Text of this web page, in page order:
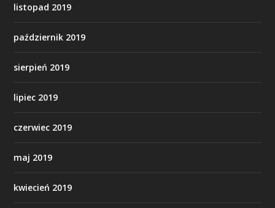
listopad 2019
październik 2019
sierpień 2019
lipiec 2019
czerwiec 2019
maj 2019
kwiecień 2019